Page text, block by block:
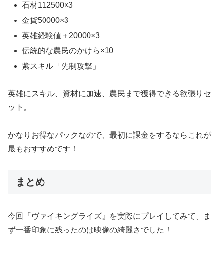
石材112500×3
金貨50000×3
英雄経験値＋20000×3
伝統的な農民のかけら×10
紫スキル「先制攻撃」
英雄にスキル、資材に加速、農民まで獲得できる欲張りセ
ット。
かなりお得なパックなので、最初に課金をするならこれが
最もおすすめです！
まとめ
今回『ヴァイキングライズ』を実際にプレイしてみて、ま
ず一番印象に残ったのは映像の綺麗さでした！